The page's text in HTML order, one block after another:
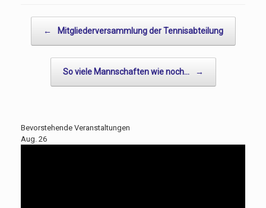
← Mitgliederversammlung der Tennisabteilung
So viele Mannschaften wie noch… →
Bevorstehende Veranstaltungen
Aug. 26